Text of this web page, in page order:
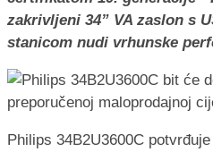
zakrivljeni 34” VA zaslon s
stanicom nudi vrhunske
Philips 34B2U3600C